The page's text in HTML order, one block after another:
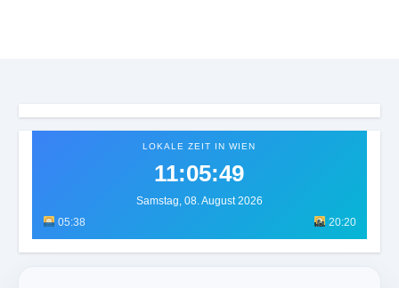
LOKALE ZEIT IN WIEN
11:05:52
Samstag, 08. August 2026
05:38
20:20